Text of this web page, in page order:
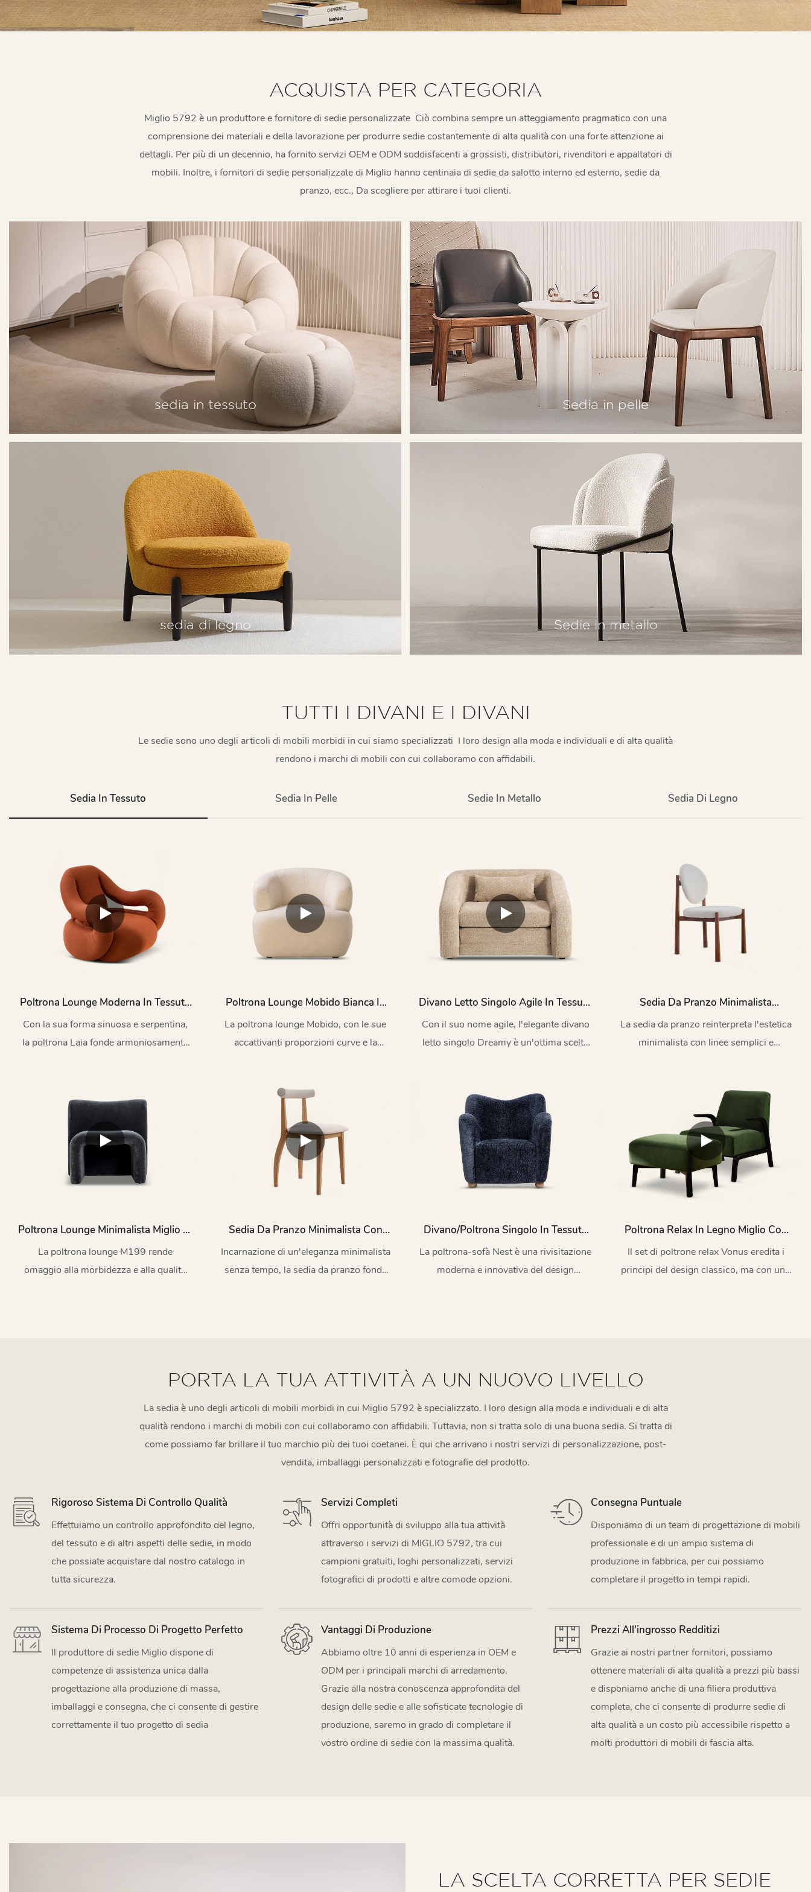
ACQUISTA PER CATEGORIA
Miglio 5792 è un produttore e fornitore di sedie personalizzate Ciò combina sempre un atteggiamento pragmatico con una
comprensione dei materiali e della lavorazione per produrre sedie costantemente di alta qualità con una forte attenzione ai
dettagli. Per più di un decennio, ha fornito servizi OEM e ODM soddisfacenti a grossisti, distributori, rivenditori e appaltatori di
mobili. Inoltre, i fornitori di sedie personalizzate di Miglio hanno centinaia di sedie da salotto interno ed esterno, sedie da
pranzo, ecc., Da scegliere per attirare i tuoi clienti.
sedia in tessuto Sedia in pelle
sedia di legno Sedie in metallo
TUTTI I DIVANI E I DIVANI
Le sedie sono uno degli articoli di mobili morbidi in cui siamo specializzati I loro design alla moda e individuali e di alta qualità
rendono i marchi di mobili con cui collaboramo con affidabili.
Sedia In Tessuto Sedia In Pelle Sedie In Metallo Sedia Di Legno
Poltrona Lounge Moderna In Tessuto
Laia M202 Per Interni
Con la sua forma sinuosa e serpentina,
la poltrona Laia fonde armoniosamente
Poltrona Lounge Mobido Bianca In
Tessuto Bouclé Con Base In Metallo
M003
La poltrona lounge Mobido, con le sue
accattivanti proporzioni curve e la
un'estetica accattivante.
Divano Letto Singolo Agile In Tessuto
Bianco M156B
Con il suo nome agile, l'elegante divano
letto singolo Dreamy è un'ottima scelta
Sedia Da Pranzo Minimalista
Imbottita In Legno Di Frassino
MY203
La sedia da pranzo reinterpreta l'estetica
minimalista con linee semplici e
comfort e reinterpreta il linguaggio del
design moderno con un calore naturale.
Poltrona Lounge Minimalista Miglio In
Tessuto NERO Per Soggiorno M199
La poltrona lounge M199 rende
omaggio alla morbidezza e alla qualità
Sedia Da Pranzo Minimalista Con
Rivestimento In Tessuto E Gambe In
Metallo CT1013
Incarnazione di un'eleganza minimalista
senza tempo, la sedia da pranzo fonde
Divano/poltrona Singolo In Tessuto
Nest M060
La poltrona-sofà Nest è una rivisitazione
moderna e innovativa del design
Poltrona Relax In Legno Miglio Con
Pedale Per Soggiorno MY07
Il set di poltrone relax Vonus eredita i
principi del design classico, ma con uno
PORTA LA TUA ATTIVITÀ A UN NUOVO LIVELLO
La sedia è uno degli articoli di mobili morbidi in cui Miglio 5792 è specializzato. I loro design alla moda e individuali e di alta
qualità rendono i marchi di mobili con cui collaboramo con affidabili. Tuttavia, non si tratta solo di una buona sedia. Si tratta di
come possiamo far brillare il tuo marchio più dei tuoi coetanei. È qui che arrivano i nostri servizi di personalizzazione, post-
vendita, imballaggi personalizzati e fotografie del prodotto.
Rigoroso Sistema Di Controllo Qualità
Effettuiamo un controllo approfondito del legno,
del tessuto e di altri aspetti delle sedie, in modo
che possiate acquistare dal nostro catalogo in
tutta sicurezza.
Servizi Completi
Offri opportunità di sviluppo alla tua attività
attraverso i servizi di MIGLIO 5792, tra cui
campioni gratuiti, loghi personalizzati, servizi
fotografici di prodotti e altre comode opzioni.
Consegna Puntuale
Disponiamo di un team di progettazione di mobili
professionale e di un ampio sistema di
produzione in fabbrica, per cui possiamo
completare il progetto in tempi rapidi.
Sistema Di Processo Di Progetto Perfetto
Il produttore di sedie Miglio dispone di
competenze di assistenza unica dalla
progettazione alla produzione di massa,
imballaggi e consegna, che ci consente di gestire
correttamente il tuo progetto di sedia
Vantaggi Di Produzione
Abbiamo oltre 10 anni di esperienza in OEM e
ODM per i principali marchi di arredamento.
Grazie alla nostra conoscenza approfondita del
design delle sedie e alle sofisticate tecnologie di
produzione, saremo in grado di completare il
vostro ordine di sedie con la massima qualità.
Prezzi All'ingrosso Redditizi
Grazie ai nostri partner fornitori, possiamo
ottenere materiali di alta qualità a prezzi più bassi
e disponiamo anche di una filiera produttiva
completa, che ci consente di produrre sedie di
alta qualità a un costo più accessibile rispetto a
molti produttori di mobili di fascia alta.
LA SCELTA CORRETTA PER SEDIE